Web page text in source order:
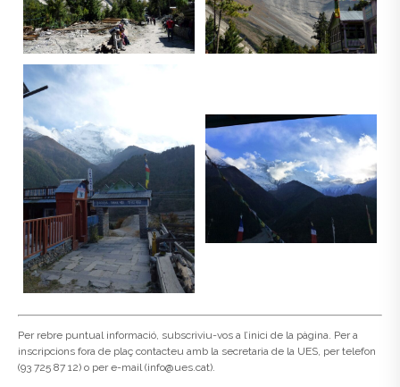
Per rebre puntual informació, subscriviu-vos a l’inici de la pàgina. Per a
inscripcions fora de plaç contacteu amb la secretaria de la UES, per telefon
(93 725 87 12) o per e-mail (info@ues.cat).